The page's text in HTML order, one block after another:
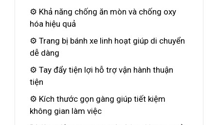
⚙️ Khả năng chống ăn mòn và chống oxy
hóa hiệu quả
⚙️ Trang bị bánh xe linh hoạt giúp di chuyển
dễ dàng
⚙️ Tay đẩy tiện lợi hỗ trợ vận hành thuận
tiện
⚙️ Kích thước gọn gàng giúp tiết kiệm
không gian làm việc